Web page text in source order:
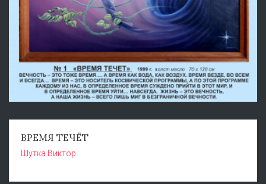
ВРЕМЯ ТЕЧЁТ
Шутка Виктор